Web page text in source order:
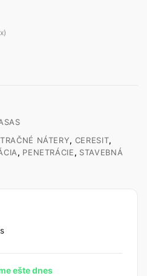
NÁTERY, CERESIT,
, PENETRÁCIE, STAVEBNÁ
ešte dnes